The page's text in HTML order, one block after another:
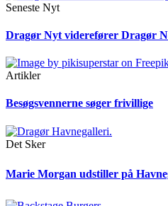
Seneste Nyt
Dragør Nyt viderefører Dragør
Artikler
Besøgsvennerne søger frivillige
Det Sker
Marie Morgan udstiller på